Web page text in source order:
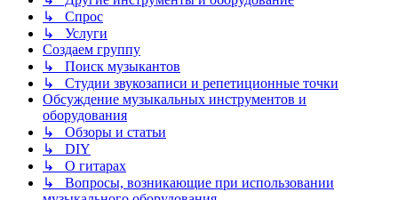
↳ Спрос
↳ Услуги
Создаем группу
↳ Поиск музыкантов
↳ Студии звукозаписи и репетиционные точки
Обсуждение музыкальных инструментов и
оборудования
↳ Обзоры и статьи
↳ DIY
↳ О гитарах
↳ Вопросы, возникающие при использовании